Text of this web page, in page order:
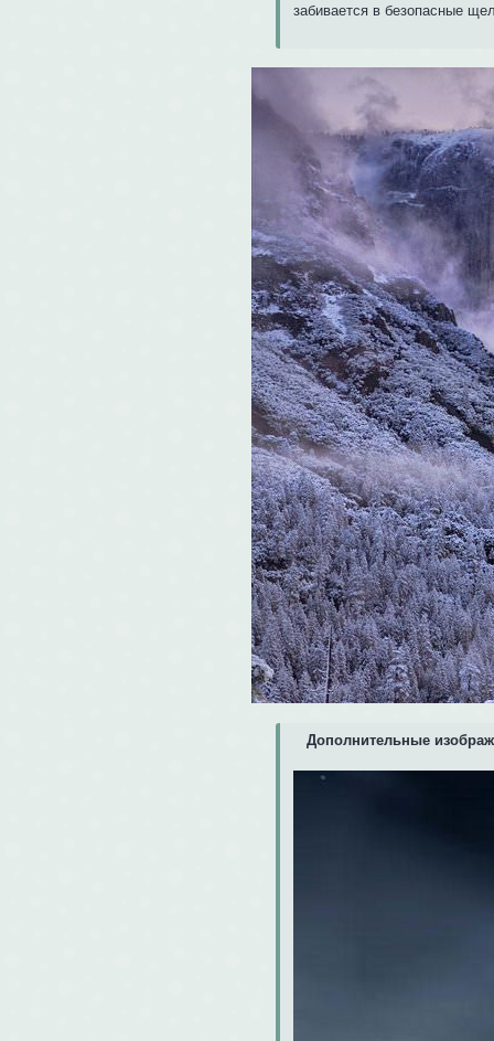
забивается в безопасные
Дополнительные